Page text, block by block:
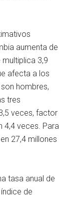
aumenta de
3,9
afecta a los
hombres,
tres
veces, factor
4,4 veces. Para
27,4 millones
tasa anual de
de